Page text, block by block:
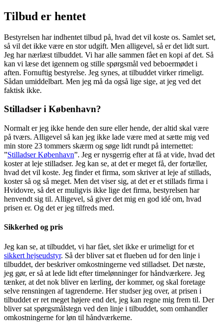
Tilbud er hentet
Bestyrelsen har indhentet tilbud på, hvad det vil koste os. Samlet set,
så vil det ikke være en stor udgift. Men alligevel, så er det lidt surt.
Jeg har nærlæst tilbuddet. Vi har alle sammen fået en kopi af det. Så
kan vi læse det igennem og stille spørgsmål ved beboermødet i
aften. Fornuftig bestyrelse. Jeg synes, at tilbuddet virker rimeligt.
Sådan umiddelbart. Men jeg må da også lige sige, at jeg ved det
faktisk ikke.
Stilladser i København?
Normalt er jeg ikke hende den sure eller hende, der altid skal være
på tværs. Alligevel så kan jeg ikke lade være med at sætte mig ved
min store 23 tommers skærm og søge lidt rundt på internettet:
”Stilladser København”. Jeg er nysgerrig efter at få at vide, hvad det
koster at leje stilladser. Jeg kan se, at det er meget få, der fortæller,
hvad det vil koste. Jeg finder et firma, som skriver at leje af stillads,
koster så og så meget. Men det viser sig, at det er et stillads firma i
Hvidovre, så det er muligvis ikke lige det firma, bestyrelsen har
henvendt sig til. Alligevel, så giver det mig en god idé om, hvad
prisen er. Og det er jeg tilfreds med.
Sikkerhed og pris
Jeg kan se, at tilbuddet, vi har fået, slet ikke er urimeligt for et
sikkert hejseudstyr. Så der bliver sat et flueben ud for den linje i
tilbuddet, der beskriver omkostningerne ved stilladset. Det næste,
jeg gør, er så at lede lidt efter timelønninger for håndværkere. Jeg
tænker, at det nok bliver en lærling, der kommer, og skal foretage
selve rensningen af tagrenderne. Her studser jeg over, at prisen i
tilbuddet er ret meget højere end det, jeg kan regne mig frem til. Der
bliver sat spørgsmålstegn ved den linje i tilbuddet, som omhandler
omkostningerne for løn til håndværkerne.